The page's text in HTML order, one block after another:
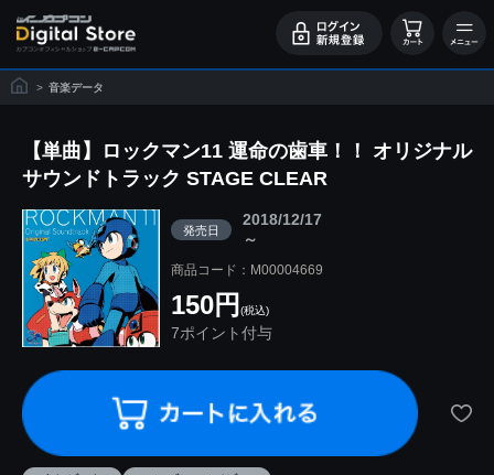
> 音楽データ
【単曲】ロックマン11 運命の歯車！！ オリジナル
サウンドトラック STAGE CLEAR
発売日
2018/12/17
～
商品コード：M00004669
150円 (税込)
7ポイント付与